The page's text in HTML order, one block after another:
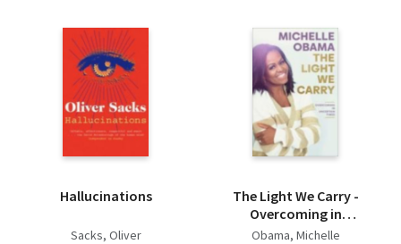
Hallucinations
Sacks, Oliver
The Light We Carry -
Overcoming in
Uncertain Times
Obama, Michelle